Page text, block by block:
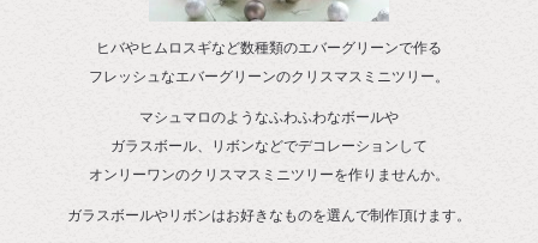
ヒバやヒムロスギなど数種類のエバーグリーンで作る
フレッシュなエバーグリーンのクリスマスミニツリー。
マシュマロのようなふわふわなボールや
ガラスボール、リボンなどでデコレーションして
オンリーワンのクリスマスミニツリーを作りませんか。
ガラスボールやリボンはお好きなものを選んで制作頂けます。